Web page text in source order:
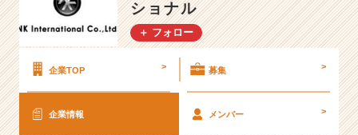
Ｋ
イ
ン
ナ
ショナル
＋ フォロー
企業TOP > 募集 >
企業情報 メンバー >